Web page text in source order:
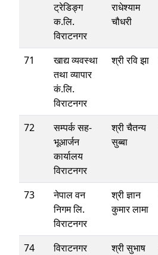
ट्रेडिङ्ग
क.लि.
विराटनगर
राधेश्याम
चौधरी
71
खाद्य व्यवस्था
तथा व्यापार
कं.लि.
विराटनगर
श्री रवि झा
72
सम्पर्क सह-
भूआर्जन
कार्यालय
विराटनगर
श्री चैतन्य
सुब्बा
73
नेपाल वन
निगम लि.
विराटनगर
श्री ज्ञान
कुमार लामा
74
विराटनगर
श्री सुभाष